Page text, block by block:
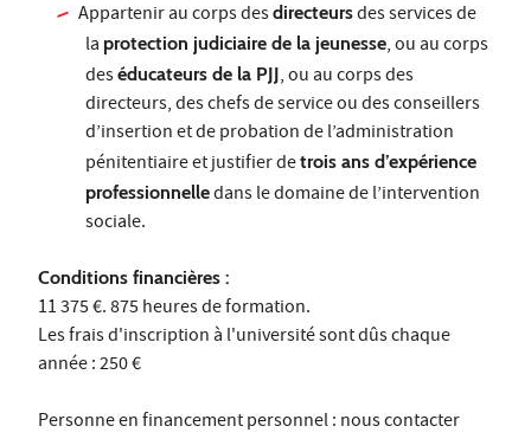
Appartenir au corps desdirecteursdes services de
la protection judiciaire de la jeunesse, ou au corps
deséducateurs de la PJJ, ou au corps des
directeurs, des chefs de service ou des conseillers
d’insertion et de probation de l’administration
pénitentiaire et justifier detrois ans d’expérience
professionnelledans le domaine de l’intervention
sociale.
Conditions financières :
11 375 €. 875 heures de formation.
Les frais d'inscription à l'université sont dûs chaque
année : 250 €
Personne en financement personnel : nous contacter